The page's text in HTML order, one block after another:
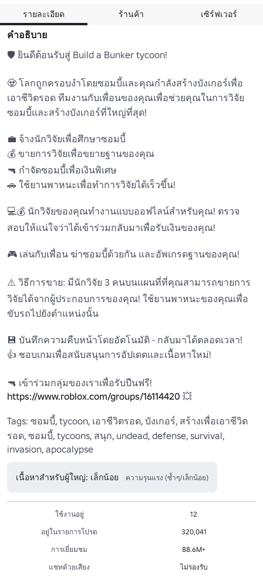
รายละเอียด ร้านค้า เซิร์ฟเวอร์
คำอธิบาย
🛡️ ยินดีต้อนรับสู่ Build a Bunker tycoon!
🧟 โลกถูกครอบงําโดยซอมบี้และคุณกําลังสร้างบังเกอร์เพื่อ
เอาชีวิตรอด ทีมงานกับเพื่อนของคุณเพื่อช่วยคุณในการวิจัย
ซอมบี้และสร้างบังเกอร์ที่ใหญ่ที่สุด!
💼 จ้างนักวิจัยเพื่อศึกษาซอมบี้
💰 ขายการวิจัยเพื่อขยายฐานของคุณ
🔫 กําจัดซอมบี้เพื่อเงินพิเศษ
🚗 ใช้ยานพาหนะเพื่อทําการวิจัยได้เร็วขึ้น!
💻💰 นักวิจัยของคุณทํางานแบบออฟไลน์สําหรับคุณ! ตรวจ
สอบให้แน่ใจว่าได้เข้าร่วมกลับมาเพื่อรับเงินของคุณ!
🎮 เล่นกับเพื่อน ฆ่าซอมบี้ด้วยกัน และอัพเกรดฐานของคุณ!
⚠️ วิธีการขาย: มีนักวิจัย 3 คนบนแผนที่ที่คุณสามารถขายการ
วิจัยได้จากผู้ประกอบการของคุณ! ใช้ยานพาหนะของคุณเพื่อ
ขับรถไปยังตําแหน่งนั้น
💾 บันทึกความคืบหน้าโดยอัตโนมัติ - กลับมาได้ตลอดเวลา!
👍 ชอบเกมเพื่อสนับสนุนการอัปเดตและเนื้อหาใหม่!
https://www.roblox.com/groups/16114420 💥
Tags: ซอมบี้, tycoon, เอาชีวิตรอด, บังเกอร์, สร้างเพื่อเอาชีวิต
รอด, ซอมบี้, tycoons, สนุก, undead, defense, survival,
invasion, apocalypse
เนื้อหาสำหรับผู้ใหญ่: เล็กน้อย ความรุนแรง (ซ้ำๆ/เล็กน้อย)
ใช้งานอยู่
12
อยู่ในรายการโปรด
320,041
การเยี่ยมชม
88.6M+
แชทด้วยเสียง
ไม่รองรับ